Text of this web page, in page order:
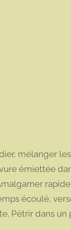
mélanger
émiettée
écoulé,
Pétrir dans